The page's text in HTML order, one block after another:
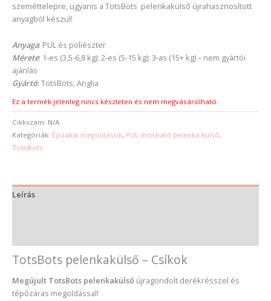
szeméttelepre, ugyanis a TotsBots pelenkakülső újrahasznosított
anyagból készül!
Anyaga: PUL és poliészter
Mérete: 1-es (3,5-6,8 kg); 2-es (5-15 kg); 3-as (15+ kg) – nem gyártói
ajánlás
Gyártó: TotsBots, Anglia
Ez a termék jelenleg nincs készleten és nem megvásárolható.
Cikkszám: N/A
Kategóriák: Éjszakai megoldások, PUL mosható pelenka külső,
TotsBots
Leírás
TotsBots pelenkakülső – Csíkok
Megújult TotsBots pelenkakülső újragondolt derékrésszel és
tépőzáras megoldással!